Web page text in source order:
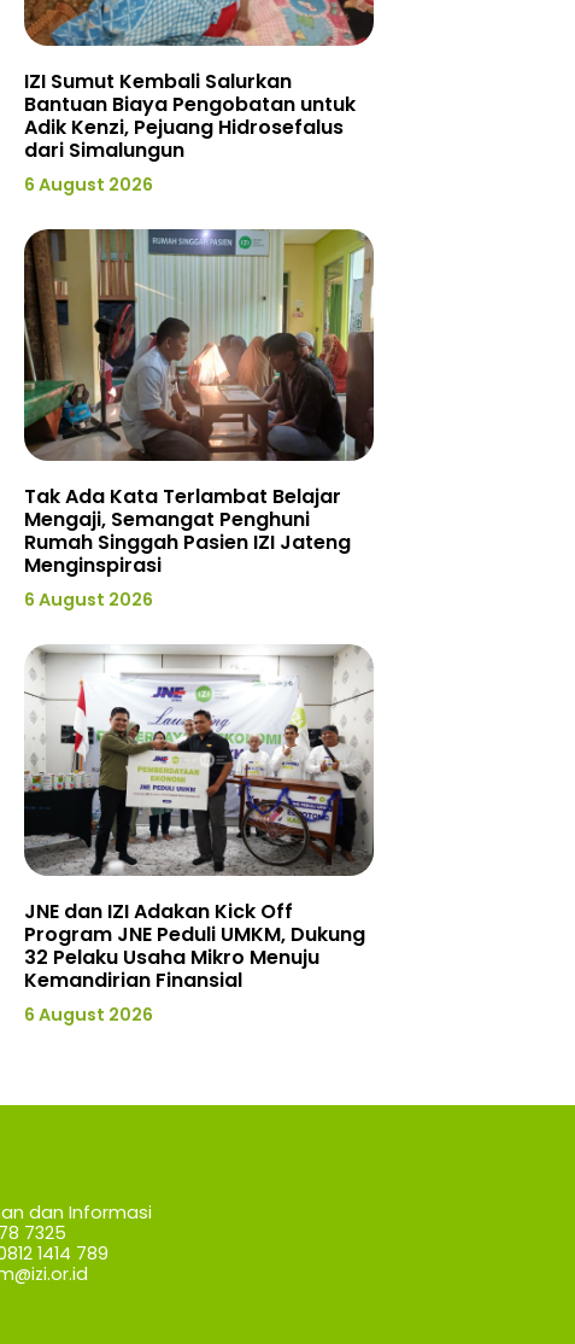
IZI Sumut Kembali Salurkan
Bantuan Biaya Pengobatan untuk
Adik Kenzi, Pejuang Hidrosefalus
dari Simalungun
6 August 2026
Tak Ada Kata Terlambat Belajar
Mengaji, Semangat Penghuni
Rumah Singgah Pasien IZI Jateng
Menginspirasi
6 August 2026
JNE dan IZI Adakan Kick Off
Program JNE Peduli UMKM, Dukung
32 Pelaku Usaha Mikro Menuju
Kemandirian Finansial
6 August 2026
dan Informasi
7325
1414 789